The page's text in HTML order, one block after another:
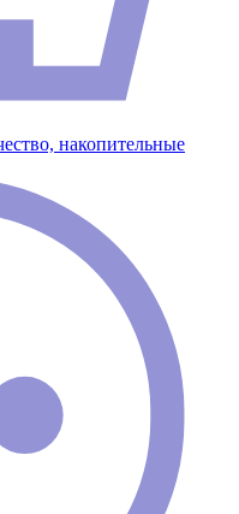
накопительные